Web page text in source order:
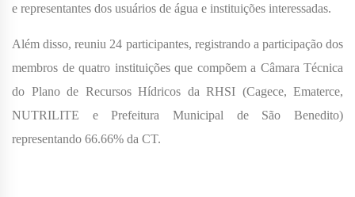
e representantes dos usuários de água e instituições interessadas.
Além disso, reuniu 24 participantes, registrando a participação dos
membros de quatro instituições que compõem a Câmara Técnica
do Plano de Recursos Hídricos da RHSI (Cagece, Ematerce,
NUTRILITE e Prefeitura Municipal de São Benedito)
representando 66.66% da CT.